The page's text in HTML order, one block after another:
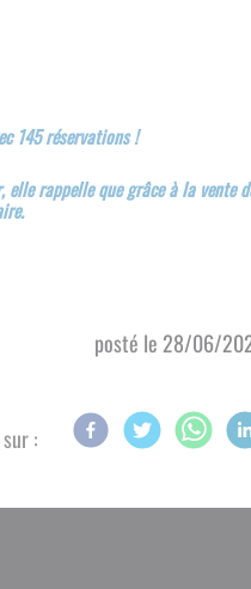
145 réservations !
rappelle que grâce à la vente
posté le28/06/
: